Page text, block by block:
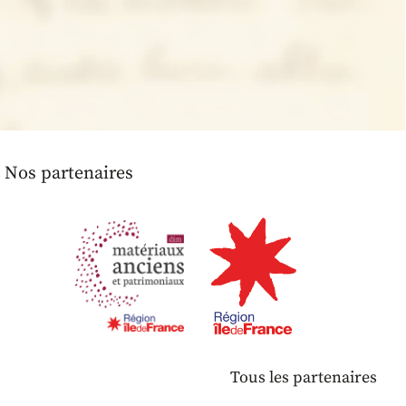
Nos partenaires
Tous les partenaires